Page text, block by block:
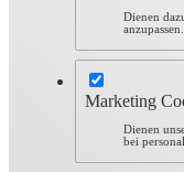
Dienen
Marketing
Dienen
bei